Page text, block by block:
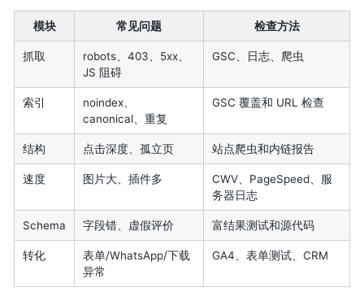
模块 常见问题 检查方法
抓取
robots、403、5xx、
JS 阻碍
GSC、日志、爬虫
索引
noindex、
canonical、重复
GSC 覆盖和 URL 检查
结构 点击深度、孤立页 站点爬虫和内链报告
速度 图片大、插件多
CWV、PageSpeed、服
务器日志
Schema 字段错、虚假评价 富结果测试和源代码
转化
表单/WhatsApp/下载
异常
GA4、表单测试、CRM